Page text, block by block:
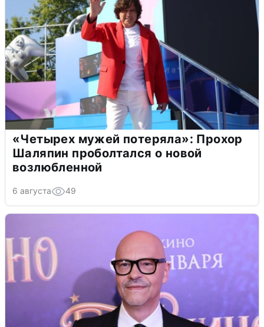
«Четырех мужей потеряла»: Прохор
Шаляпин проболтался о новой
возлюбленной
6 августа 49